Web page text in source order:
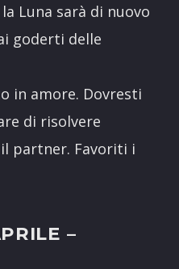
Luna sarà di nuovo
goderti delle
in amore. Dovresti
di risolvere
partner. Favoriti i
–